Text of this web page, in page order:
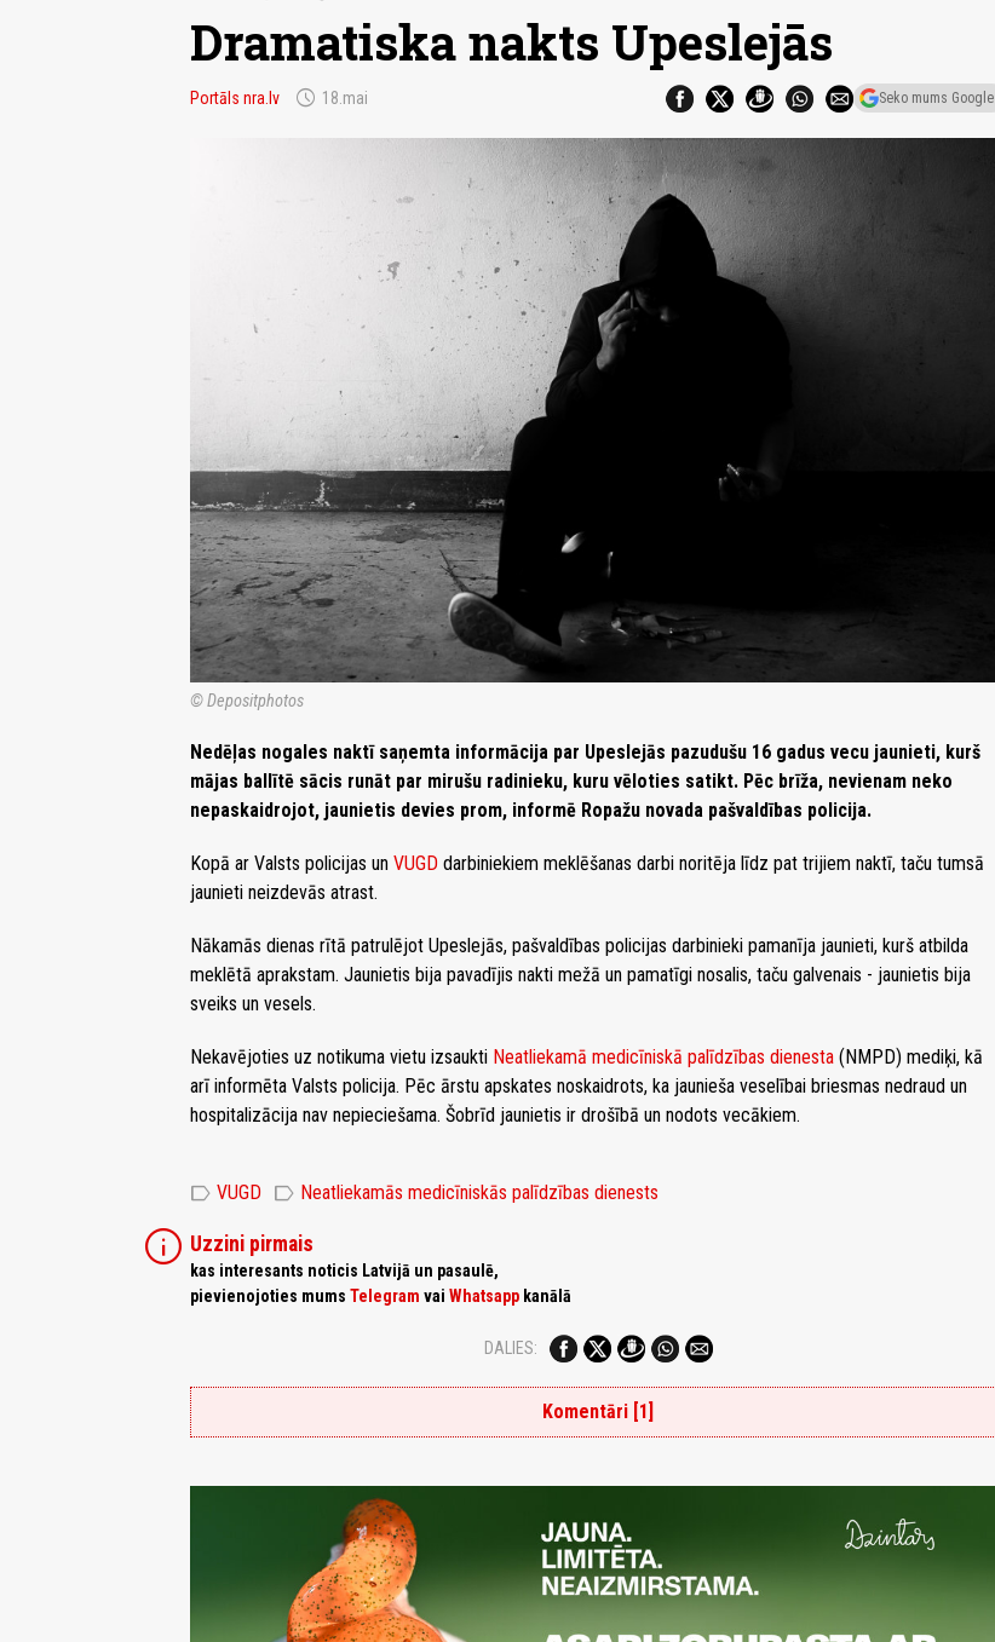
Dramatiska nakts Upeslejās
Portāls nra.lv schedule 18.mai Seko mums Google
© Depositphotos
Nedēļas nogales naktī saņemta informācija par Upeslejās pazudušu 16 gadus vecu jaunieti, kurš
mājas ballītē sācis runāt par mirušu radinieku, kuru vēloties satikt. Pēc brīža, nevienam neko
nepaskaidrojot, jaunietis devies prom, informē Ropažu novada pašvaldības policija.
Kopā ar Valsts policijas un VUGD darbiniekiem meklēšanas darbi noritēja līdz pat trijiem naktī, taču tumsā
jaunieti neizdevās atrast.
Nākamās dienas rītā patrulējot Upeslejās, pašvaldības policijas darbinieki pamanīja jaunieti, kurš atbilda
meklētā aprakstam. Jaunietis bija pavadījis nakti mežā un pamatīgi nosalis, taču galvenais - jaunietis bija
sveiks un vesels.
Nekavējoties uz notikuma vietu izsaukti Neatliekamā medicīniskā palīdzības dienesta (NMPD) mediķi, kā
arī informēta Valsts policija. Pēc ārstu apskates noskaidrots, ka jaunieša veselībai briesmas nedraud un
hospitalizācija nav nepieciešama. Šobrīd jaunietis ir drošībā un nodots vecākiem.
label VUGD label Neatliekamās medicīniskās palīdzības dienests
info Uzzini pirmais
kas interesants noticis Latvijā un pasaulē,
pievienojoties mums Telegram vai Whatsapp kanālā
DALIES:
Komentāri [1]